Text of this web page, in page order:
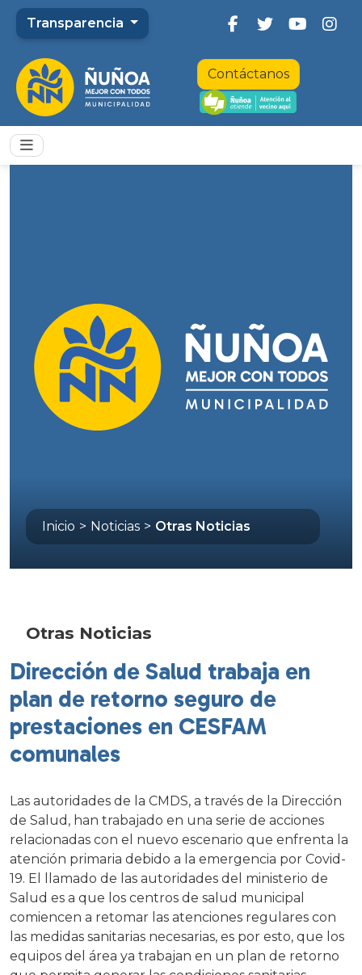
Transparencia
Contáctanos
Inicio > Noticias > Otras Noticias
Otras Noticias
Dirección de Salud trabaja en
plan de retorno seguro de
prestaciones en CESFAM
comunales
Las autoridades de la CMDS, a través de la Dirección
de Salud, han trabajado en una serie de acciones
relacionadas con el nuevo escenario que enfrenta la
atención primaria debido a la emergencia por Covid-
19. El llamado de las autoridades del ministerio de
Salud es a que los centros de salud municipal
comiencen a retomar las atenciones regulares con
las medidas sanitarias necesarias, es por esto, que los
equipos del área ya trabajan en un plan de retorno